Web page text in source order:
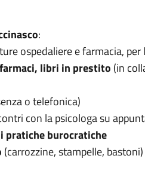
:
ospedaliere e farmacia, per
libri in prestito (in
o telefonica)
con la psicologa su
pratiche burocratiche
(carrozzine, stampelle, bastoni)